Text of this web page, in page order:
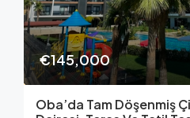
€145,000
Oba’da Tam Döşenmiş